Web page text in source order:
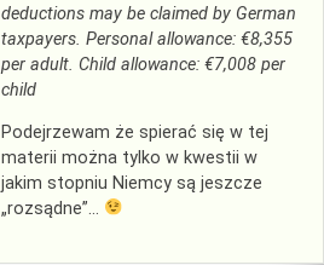
deductions may be claimed by German
taxpayers. Personal allowance: €8,355
per adult. Child allowance: €7,008 per
child
Podejrzewam że spierać się w tej
materii można tylko w kwestii w
jakim stopniu Niemcy są jeszcze
„rozsądne”…